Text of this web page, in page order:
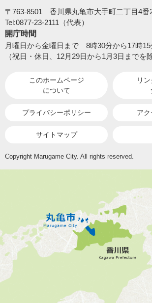
〒763-8501 香川県丸亀市大手町二丁目4番
Tel:0877-23-2111（代表）
開庁時間
月曜日から金曜日まで 8時30分から17時15
（祝日・休日、12月29日から1月3日までを
このホームページ
について
リ
プライバシーポリシー アク
サイトマップ
Copyright Marugame City. All rights reserved.